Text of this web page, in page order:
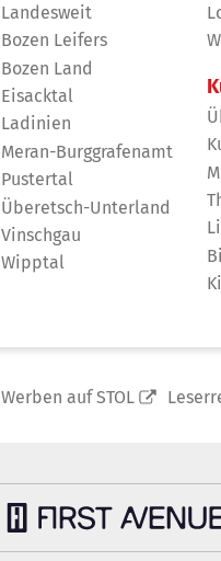
Landesweit
Bozen Leifers
Bozen Land
Eisacktal
Ladinien
Meran-Burggrafenamt
Pustertal
Überetsch-Unterland
Vinschgau
Wipptal
Werben auf STOL